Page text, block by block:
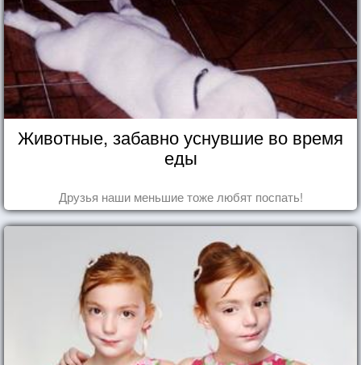
Животные, забавно уснувшие во время
еды
Друзья наши меньшие тоже любят поспать!